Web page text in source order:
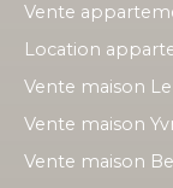
Vente
Location
Vente maison
Vente maison
Vente maison